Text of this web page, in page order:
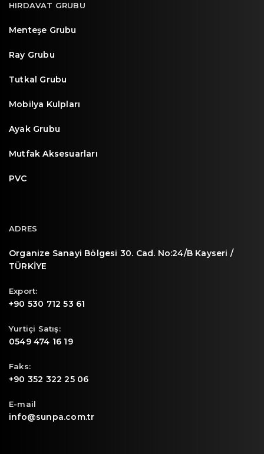
HIRDAVAT GRUBU
Menteşe Grubu
Ray Grubu
Tutkal Grubu
Mobilya Kulpları
Ayak Grubu
Mutfak Aksesuarları
PVC
ADRES
Organize Sanayi Bölgesi 30. Cad. No:24/B Kayseri /
TÜRKİYE
Export:
+90 530 712 53 61
Yurtiçi Satış:
0549 474 16 19
Faks:
+90 352 322 25 06
E-mail
info@sunpa.com.tr